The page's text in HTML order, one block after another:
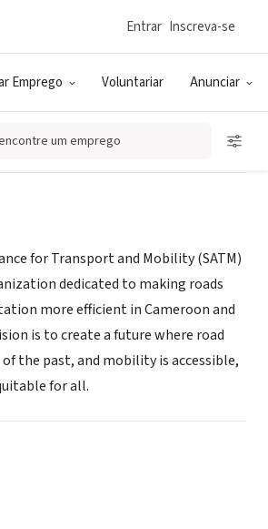
Emprego Voluntariar Anunciar
Entrar Inscreva-se
um emprego
for Transport &
Camarões|satmo.org
for Transport and Mobility (SATM)
dedicated to making roads
more efficient in Cameroon and
is to create a future where road
the past, and mobility is accessible,
for all.